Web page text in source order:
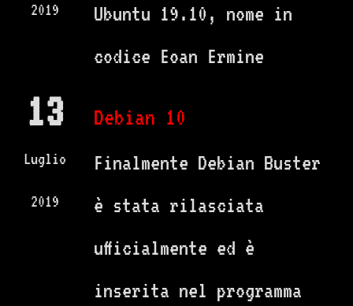
2019
Ubuntu 19.10, nome in
codice Eoan Ermine
13
Luglio
2019
Debian 10
Finalmente Debian Buster
è stata rilasciata
ufficialmente ed è
inserita nel programma